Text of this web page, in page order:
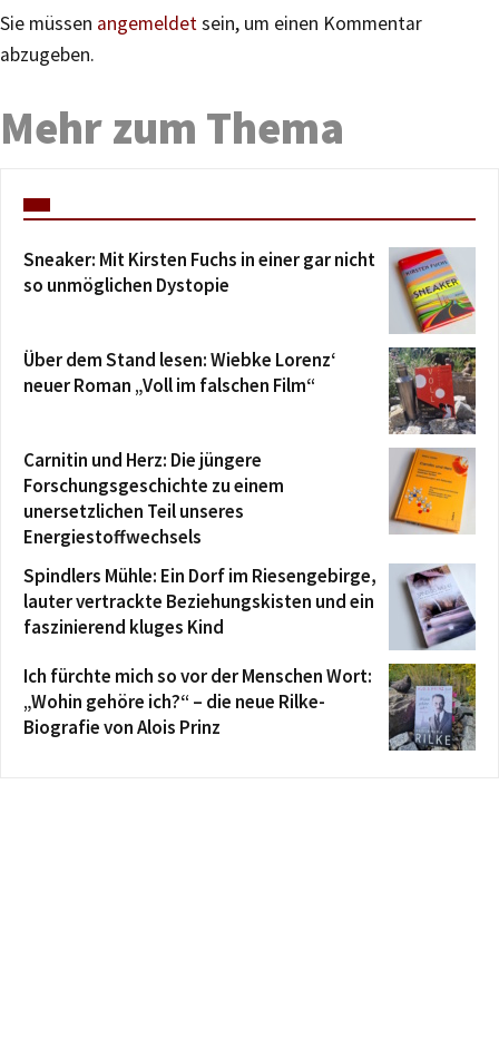
Sie müssen angemeldetsein, um einen Kommentar
abzugeben.
Mehr zum Thema
Sneaker: Mit Kirsten Fuchs in einer gar nicht
so unmöglichen Dystopie
Über dem Stand lesen: Wiebke Lorenz‘
neuer Roman „Voll im falschen Film“
Carnitin und Herz: Die jüngere
Forschungsgeschichte zu einem
unersetzlichen Teil unseres
Energiestoffwechsels
Spindlers Mühle: Ein Dorf im Riesengebirge,
lauter vertrackte Beziehungskisten und ein
faszinierend kluges Kind
Ich fürchte mich so vor der Menschen Wort:
„Wohin gehöre ich?“ – die neue Rilke-
Biografie von Alois Prinz